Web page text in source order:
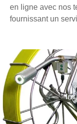
en ligne avec nos
fournissant un